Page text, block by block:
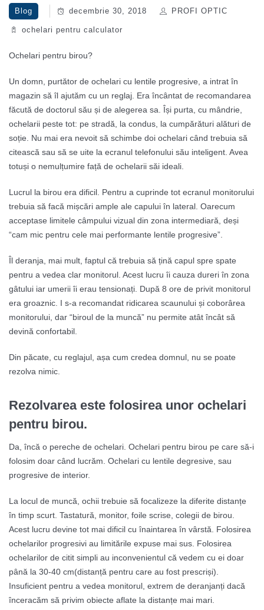
Blog decembrie 30, 2018 PROFI OPTIC
ochelari pentru calculator
Ochelari pentru birou?
Un domn, purtător de ochelari cu lentile progresive, a intrat în
magazin să îl ajutăm cu un reglaj. Era încântat de recomandarea
făcută de doctorul său și de alegerea sa. Își purta, cu mândrie,
ochelarii peste tot: pe stradă, la condus, la cumpărături alături de
soție. Nu mai era nevoit să schimbe doi ochelari când trebuia să
citească sau să se uite la ecranul telefonului său inteligent. Avea
totuși o nemulțumire față de ochelarii săi ideali.
Lucrul la birou era dificil. Pentru a cuprinde tot ecranul monitorului
trebuia să facă mișcări ample ale capului în lateral. Oarecum
acceptase limitele câmpului vizual din zona intermediară, deși
“cam mic pentru cele mai performante lentile progresive”.
Îl deranja, mai mult, faptul că trebuia să țină capul spre spate
pentru a vedea clar monitorul. Acest lucru îi cauza dureri în zona
gâtului iar umerii îi erau tensionați. După 8 ore de privit monitorul
era groaznic. I s-a recomandat ridicarea scaunului și coborârea
monitorului, dar “biroul de la muncă” nu permite atât încât să
devină confortabil.
Din păcate, cu reglajul, așa cum credea domnul, nu se poate
rezolva nimic.
Rezolvarea este folosirea unor ochelari
pentru birou.
Da, încă o pereche de ochelari. Ochelari pentru birou pe care să-i
folosim doar când lucrăm. Ochelari cu lentile degresive, sau
progresive de interior.
La locul de muncă, ochii trebuie să focalizeze la diferite distanțe
în timp scurt. Tastatură, monitor, foile scrise, colegii de birou.
Acest lucru devine tot mai dificil cu înaintarea în vârstă. Folosirea
ochelarilor progresivi au limitările expuse mai sus. Folosirea
ochelarilor de citit simpli au inconvenientul că vedem cu ei doar
până la 30-40 cm(distanță pentru care au fost prescriși).
Insuficient pentru a vedea monitorul, extrem de deranjanți dacă
înceracăm să privim obiecte aflate la distanțe mai mari.